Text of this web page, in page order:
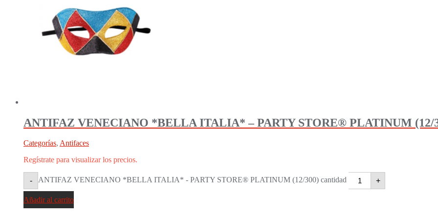
ANTIFAZ VENECIANO *BELLA ITALIA* – PARTY STORE® PLATINUM (12/
Categorías, Antifaces
Regístrate para visualizar los precios.
- ANTIFAZ VENECIANO *BELLA ITALIA* - PARTY STORE® PLATINUM (12/300) cantidad +
Añadir al carrito